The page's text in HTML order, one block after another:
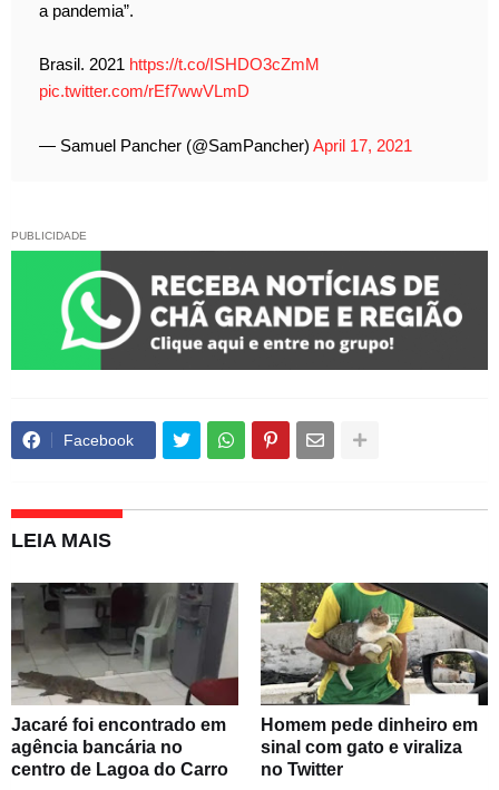
a pandemia”.
Brasil. 2021 https://t.co/ISHDO3cZmM
pic.twitter.com/rEf7wwVLmD
— Samuel Pancher (@SamPancher) April 17, 2021
PUBLICIDADE
Facebook
LEIA MAIS
Jacaré foi encontrado em
agência bancária no
centro de Lagoa do Carro
Homem pede dinheiro em
sinal com gato e viraliza
no Twitter